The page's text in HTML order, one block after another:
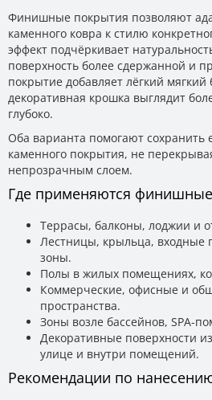
Финишные покрытия позволяют
каменного ковра к стилю
эффект подчёркивает
поверхность более сдержанной и
покрытие добавляет лёгкий мягкий
декоративная крошка выглядит
глубоко.
Оба варианта помогают сохранить
каменного покрытия, не
непрозрачным слоем.
Где применяются
Террасы, балконы, лоджии и
Лестницы, крыльца, входные
зоны.
Полы в жилых помещениях,
Коммерческие, офисные и
пространства.
Зоны возле бассейнов, SPA-
Декоративные поверхности
улице и внутри помещений.
Рекомендации по